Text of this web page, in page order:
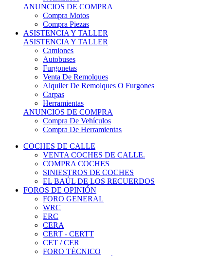
COCHES DE CALLE
VENTA COCHES DE CALLE.
COMPRA COCHES
SINIESTROS DE COCHES
EL BAÚL DE LOS RECUERDOS
FOROS DE OPINIÓN
FORO GENERAL
WRC
ERC
CERA
CERT - CERTT
CET / CER
FORO TÉCNICO
PRUEBAS DE VEHÍCULOS DE CALLE.
VIDEOS DE RALLY.
A CONTRATRAMO
TIENDA ONLINE
NUEVO ANUNCIO
Inicio
Asistencia y transporte
Venta de Remolques
Plataforma jucal de p. m. a 1200 kilos